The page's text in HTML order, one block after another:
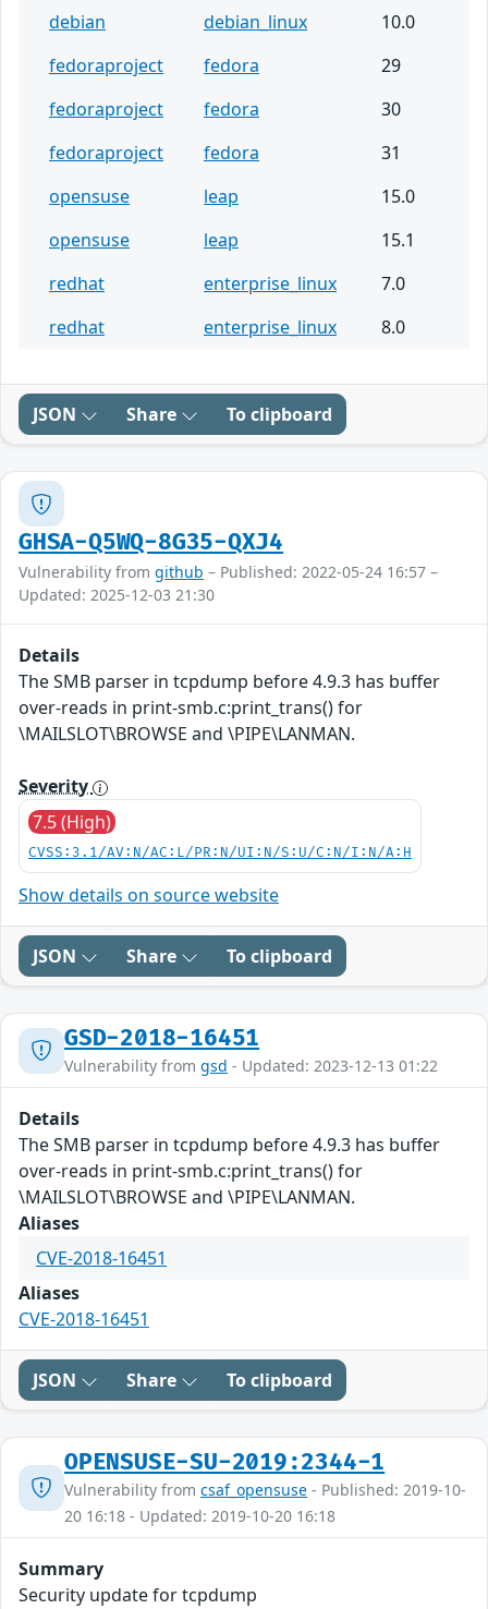
debian
debian_linux
10.0
fedoraproject
fedora
29
fedoraproject
fedora
30
fedoraproject
fedora
31
opensuse
leap
15.0
opensuse
leap
15.1
redhat
enterprise_linux
7.0
redhat
enterprise_linux 8.0
JSON Share To clipboard
GHSA-Q5WQ-8G35-QXJ4
Vulnerability from github – Published: 2022-05-24 16:57 –
Updated: 2025-12-03 21:30
Details
The SMB parser in tcpdump before 4.9.3 has buffer
over-reads in print-smb.c:print_trans() for
\MAILSLOT\BROWSE and \PIPE\LANMAN.
Severity
7.5 (High)
CVSS:3.1/AV:N/AC:L/PR:N/UI:N/S:U/C:N/I:N/A:H
Show details on source website
JSON Share To clipboard
GSD-2018-16451
Vulnerability from gsd - Updated: 2023-12-13 01:22
Details
The SMB parser in tcpdump before 4.9.3 has buffer
over-reads in print-smb.c:print_trans() for
\MAILSLOT\BROWSE and \PIPE\LANMAN.
Aliases
CVE-2018-16451
Aliases
CVE-2018-16451
JSON Share To clipboard
OPENSUSE-SU-2019:2344-1
Vulnerability from csaf_opensuse - Published: 2019-10-
20 16:18 - Updated: 2019-10-20 16:18
Summary
Security update for tcpdump